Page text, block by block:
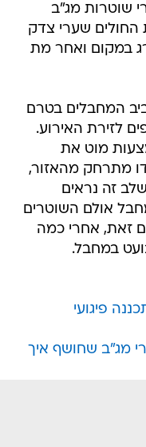
שוטרות מג"ב
שערי צדק
במקום ואחר מת
המחבלים בטרם
לזירת האירוע.
מוט את
מתרחק מהאזור,
זה נראים
אולם השוטרים
זאת, אחרי כמה
במחבל.
פיגועי
מג"ב שחושף איך